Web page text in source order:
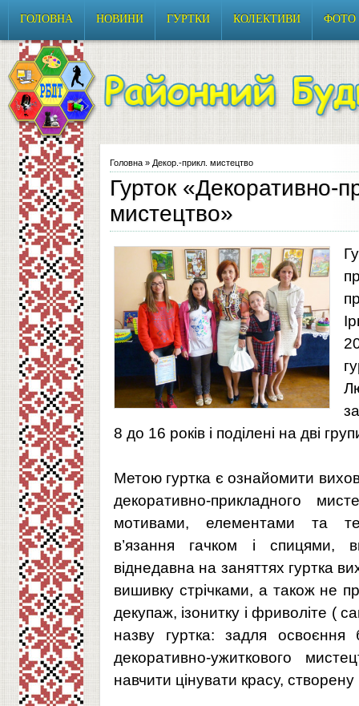
ГОЛОВНА НОВИНИ ГУРТКИ КОЛЕКТИВИ ФОТО
Головна » Декор.-прикл. мистецтво
Гурток «Декоративно-
мистецтво»
8 до 16 років і поділені на дві
Метою гуртка є ознайомити
декоративно-прикладного
мотивами, елементами та
в’язання гачком і спицями,
віднедавна на заняттях гуртка
вишивку стрічками, а також не
декупаж, ізонитку і фриволіте (
назву гуртка: задля освоєння
декоративно-ужиткового
навчити цінувати красу,